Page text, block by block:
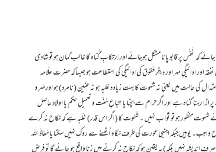
کہ نَفْس پر قابو پانا مشکل ہوجائے اور اِرتکابِ گُناہ کا غالب گمان ہو تو شادی
اور ادائیگیِ مہر اور دیگر حُقوق کی ادائیگی کی استطاعت ہو جیساکہ حضرت علّامہ
: اعتدال کی حالت میں یعنی نہ شہوت کا بہت زیادہ غلبہ ہو نہ عنّین (نامرد) ہو اورمَہر و
رہنا گناہ ہے اور اگر حرام سے بچنا یا اتباعِ سُنّت و تعمیلِ حکم یا اولاد حاصل
شہوت منظور ہو تو ثواب نہیں ۔ شَہْوت کا (اگر اس قدر) غَلَبہ ہے کہ نکاح نہ کرے
واجب۔ يوہيں جبکہ اجنبی عورت کی طرف نگاہ اُٹھنے سے روک نہیں سکتا یا مَعَاذَ اللہ